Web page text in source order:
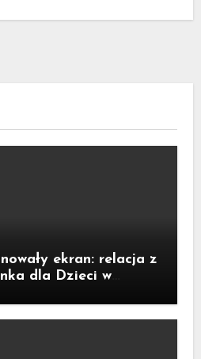
ekran: relacja z
dla Dzieci w